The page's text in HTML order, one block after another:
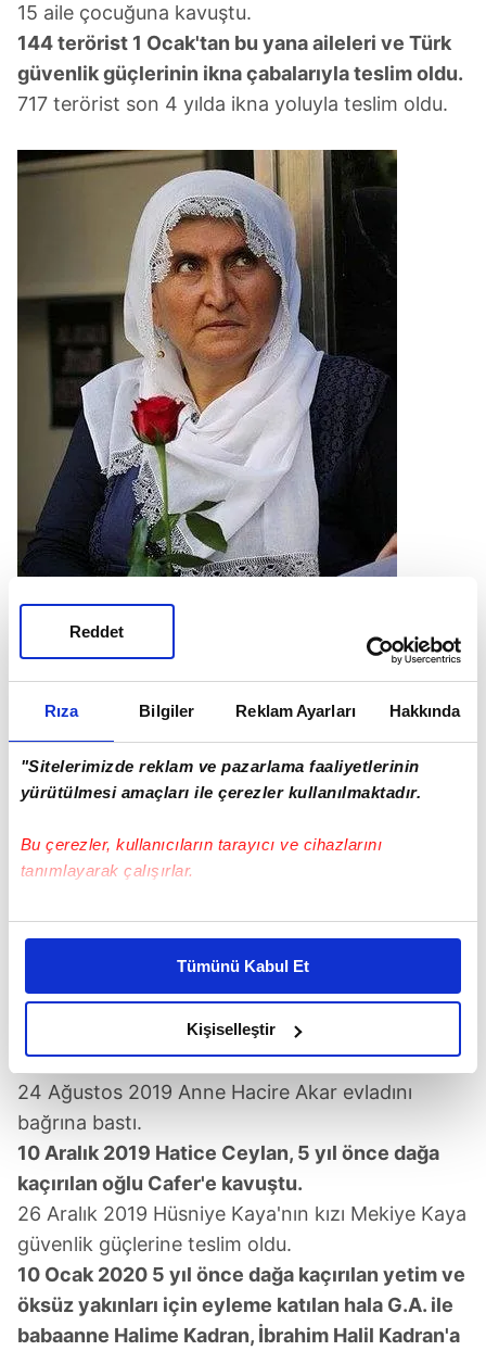
Rıza Bilgiler Reklam Ayarları Hakkında
"Sitelerimizde reklam ve pazarlama faaliyetlerinin
yürütülmesi amaçları ile çerezler kullanılmaktadır.
Bu çerezler, kullanıcıların tarayıcı ve cihazlarını
tanımlayarak çalışırlar.
Bu çerezlere izin vermeniz halinde sizlere özel
daha iyi reklam deneyimi yaşatabiliriz. Bunu yaparken
amacımızın size daha iyi bir reklam deneyimi sunmak
olduğunu ve sizlere en iyi içerikleri sunabilmek adına
elimizden gelen çabayı gösterdiğimizi ve bu noktada,
reklamların maliyetlerimizi karşılamak noktasında tek gelir
kalemimiz olduğunu sizlere hatırlatmak isteriz.
Her halükârda, kullanıcılar, bu çerezlere izin vermedikleri
takdirde, kullanıcılara hedefli reklamlar
gösterilmeyecektir."
Sizlere daha iyi bir hizmet sunabilmek için İnternet
Sitemizde kendimize ve üçüncü kişilere ait çerezler
kullanılmaktadır. Bu çerezler vasıtasıyla çeşitli kişisel
verileriniz işlenmekte olup gerekli olan çerezler bilgi
Tümünü Kabul Et
Kişiselleştir
Reddet
15 aile çocuğuna kavuştu.
144 terörist 1 Ocak'tan bu yana aileleri ve Türk
güvenlik güçlerinin ikna çabalarıyla teslim oldu.
717 terörist son 4 yılda ikna yoluyla teslim oldu.
HACİRE ANNE'NİN ZAFERİ KIVILCIM OLDU
24 Ağustos 2019 Anne Hacire Akar evladını
bağrına bastı.
Ayşegül Biçer ve Remziye Akkoyun, HDP il
Başkanlığı önünde yeni bir oturma eylemi
22 Ağustos 2019 Anne Hacire Akar oğlunun dağa
kaçırılmasından sorumlu tuttuğu HDP'nin il binası
önünde oturma eylemi başlattı.
24 Ağustos 2019 Hacire Anne kararlı
mücadelesiyle oğluna kavuştu.
24 Ağustos 2019 Anne Hacire Akar evladını
bağrına bastı.
10 Aralık 2019 Hatice Ceylan, 5 yıl önce dağa
kaçırılan oğlu Cafer'e kavuştu.
26 Aralık 2019 Hüsniye Kaya'nın kızı Mekiye Kaya
güvenlik güçlerine teslim oldu.
10 Ocak 2020 5 yıl önce dağa kaçırılan yetim ve
öksüz yakınları için eyleme katılan hala G.A. ile
babaanne Halime Kadran, İbrahim Halil Kadran'a